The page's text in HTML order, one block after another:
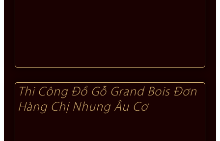
Thi Công Đồ Gỗ Grand Bois Đơn
Hàng Chị Nhung Âu Cơ​